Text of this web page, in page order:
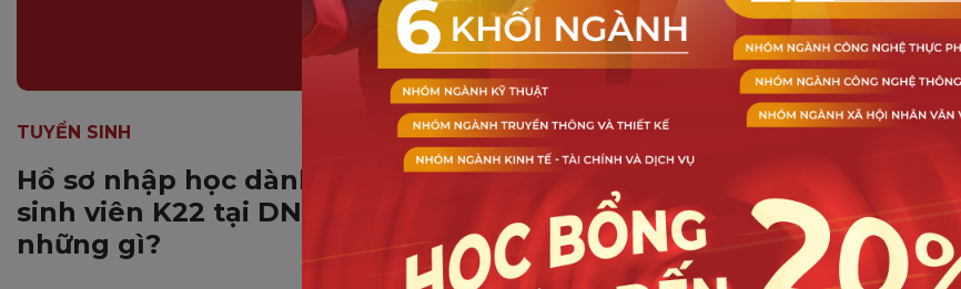
TUYỂN SINH
Hồ sơ nhập học dành cho Tân
sinh viên K22 tại DNTU gồm
những gì?
TUYỂN SINH
Thông báo tuyển sinh liên
thông trình độ đại học đợt năm
2026